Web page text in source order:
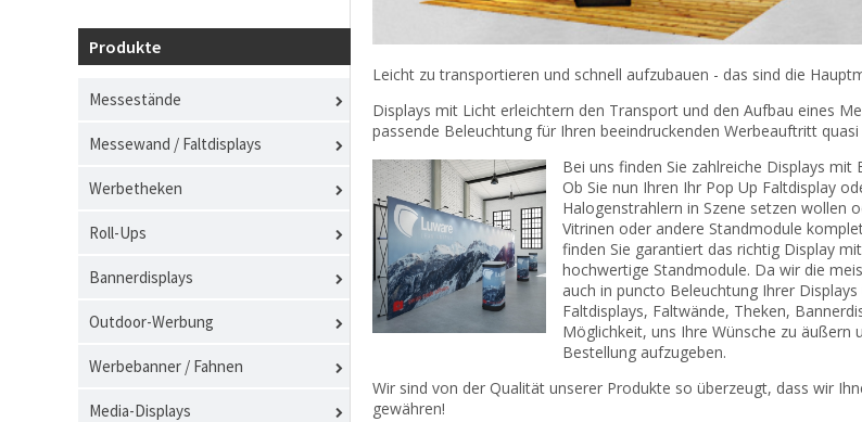
Produkte
Messestände
Messewand / Faltdisplays
Werbetheken
Roll-Ups
Bannerdisplays
Outdoor-Werbung
Werbebanner / Fahnen
Media-Displays
Leicht zu transportieren und schnell aufzubauen - das sind die
Displays mit Licht erleichtern den Transport und den Aufbau eines
passende Beleuchtung für Ihren beeindruckenden Werbeauftritt
Bei uns finden Sie zahlreiche Displays
Ob Sie nun Ihren Ihr Pop Up Faltdisplay
Halogenstrahlern in Szene setzen wollen
Vitrinen oder andere Standmodule
finden Sie garantiert das richtig Display
hochwertige Standmodule. Da wir die
auch in puncto Beleuchtung Ihrer
Faltdisplays, Faltwände, Theken,
Möglichkeit, uns Ihre Wünsche zu
Bestellung aufzugeben.
Wir sind von der Qualität unserer Produkte so überzeugt, dass wir
gewähren!